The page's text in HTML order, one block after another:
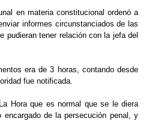
en materia constitucional ordenó a
informes circunstanciados de las
pudieran tener relación con la jefa del
era de 3 horas, contando desde
fue notificada.
Hora que es normal que se le diera
de la persecución penal, y